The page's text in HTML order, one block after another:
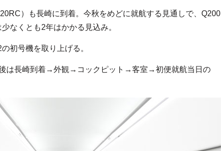
）も長崎に到着。今秋をめどに就航する見通しで、Q200
なくとも2年はかかる見込み。
初号機を取り上げる。
後は長崎到着→外観→コックピット→客室→初便就航当日の